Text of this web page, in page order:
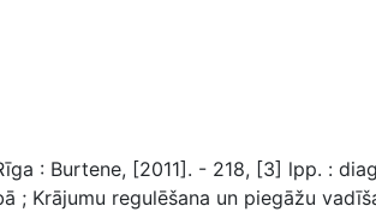
: Burtene, [2011]. - 218, [3] lpp. :
regulēšana un piegāžu